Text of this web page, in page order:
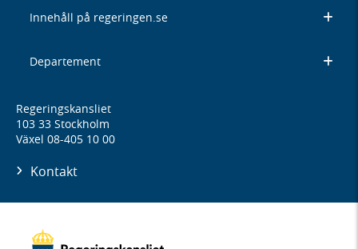
Innehåll på regeringen.se
Departement
Regeringskansliet
103 33 Stockholm
Växel 08-405 10 00
Kontakt